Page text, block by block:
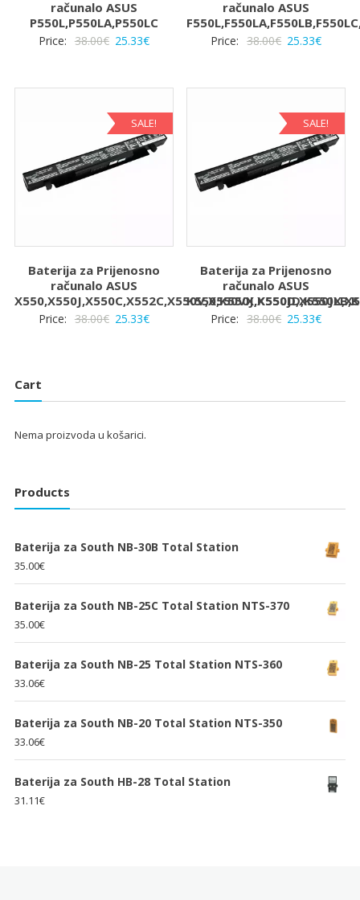
računalo ASUS
P550L,P550LA,P550LC
Price: 38.00€ Izvorna
38.00€.
25.33€Trenutna
računalo ASUS
Price: 38.00€ Izvorna
38.00€.
25.33€
SALE!
Baterija za Prijenosno
računalo ASUS
Price: 38.00€ Izvorna
38.00€.
25.33€Trenutna
SALE!
Baterija za Prijenosno
računalo ASUS
Price: 38.00€ Izvorna
38.00€.
25.33€
Cart
Nema proizvoda u košarici.
Products
Baterija za South NB-30B Total Station
35.00€
Baterija za South NB-25C Total Station NTS-370
35.00€
Baterija za South NB-25 Total Station NTS-360
33.06€
Baterija za South NB-20 Total Station NTS-350
33.06€
Baterija za South HB-28 Total Station
31.11€